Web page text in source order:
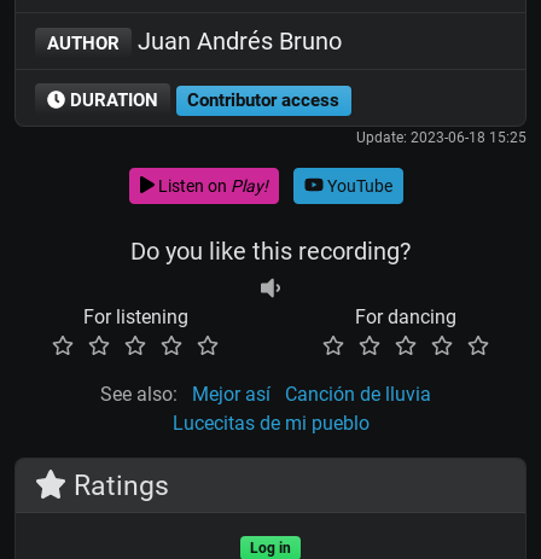
AUTHOR Juan Andrés Bruno
DURATION Contributor access
Update: 2023-06-18 15:25
Listen on Play! YouTube
Do you like this recording?
For listening For dancing
See also: Mejor así
Canción de lluvia
Lucecitas de mi pueblo
Ratings
Log in